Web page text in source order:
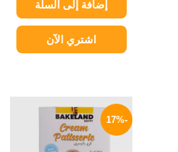
إضافة إلى السلة
اشتري الآن
-17%
الأصلي
هو:
70 EGP.
الحالي
هو:
58 EGP.